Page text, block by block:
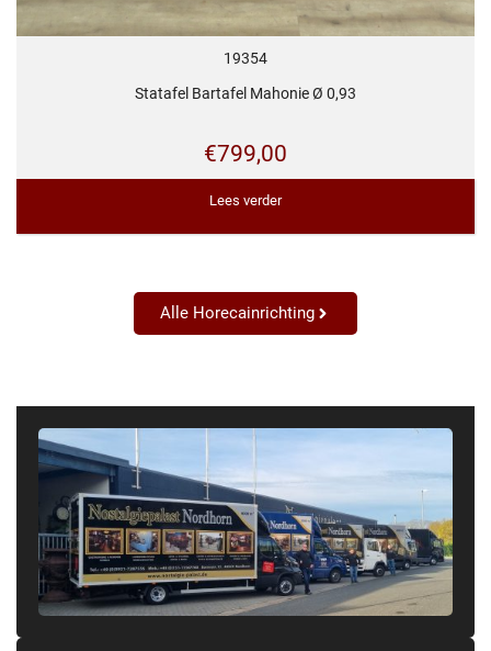
19354
Statafel Bartafel Mahonie Ø 0,93
€799,00
Lees verder
Alle Horecainrichting